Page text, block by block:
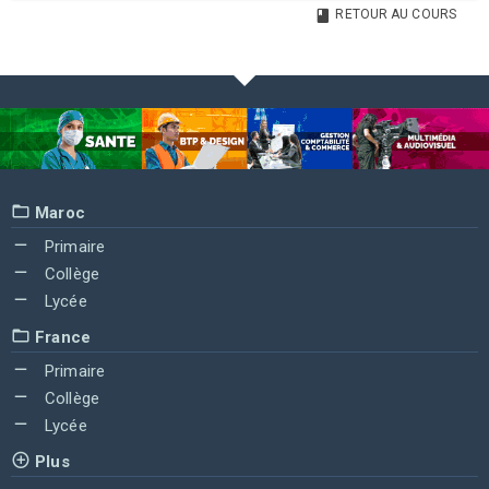
RETOUR AU COURS
Maroc
Primaire
Collège
Lycée
France
Primaire
Collège
Lycée
Plus